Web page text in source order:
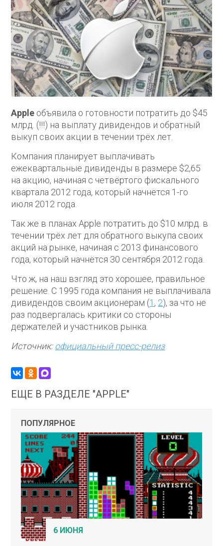
Apple объявила о готовности потратить до $45
млрд. (!!!) на выплату дивидендов и обратный
выкуп своих акции в течении трёх лет.
Компания планирует выплачивать
ежеквартальные дивиденды в размере $2,65
на акцию, начиная с четвёртого фискального
квартала 2012 года, который начнётся 1-го
июля 2012 года.
Так же в планах Apple потратить до $10 млрд. в
течении трёх лет для обратного выкупа своих
акций на рынке, начиная с 2013 финансового
года, который начнётся 30 сентября 2012 года.
Что ж, на наш взгляд это хорошее, правильное
решение. С 1995 года компания не выплачивала
дивидендов своим акционерам (1 , 2), за что не
раз подвергалась критики со стороны
держателей и участников рынка.
Источник:oфициальный пресс-релиз
ЕЩЕ В РАЗДЕЛЕ "APPLE"
ПОПУЛЯРНОЕ
6 ИЮНЯ